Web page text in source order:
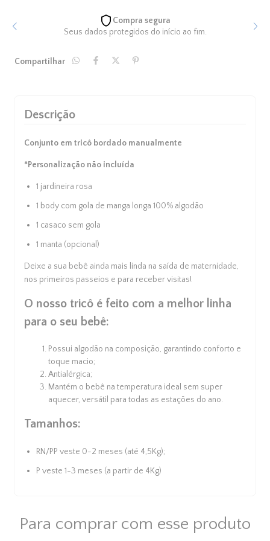
Compra segura
Seus dados protegidos do início ao fim.
Compartilhar
Descrição
Conjunto em tricô bordado manualmente
*Personalização não incluída
1 jardineira rosa
1 body com gola de manga longa 100% algodão
1 casaco sem gola
1 manta (opcional)
Deixe a sua bebê ainda mais linda na saída de maternidade,
nos primeiros passeios e para receber visitas!
O nosso tricô é feito com a melhor linha
para o seu bebê:
Possui algodão na composição, garantindo conforto e
toque macio;
Antialérgica;
Mantém o bebê na temperatura ideal sem super
aquecer, versátil para todas as estações do ano.
Tamanhos:
RN/PP veste 0-2 meses (até 4,5Kg);
P veste 1-3 meses (a partir de 4Kg)
Para comprar com esse produto